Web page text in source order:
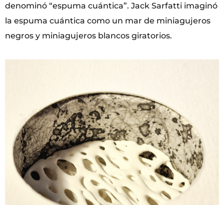
denominó “espuma cuántica”. Jack Sarfatti imaginó
la espuma cuántica como un mar de miniagujeros
negros y miniagujeros blancos giratorios.